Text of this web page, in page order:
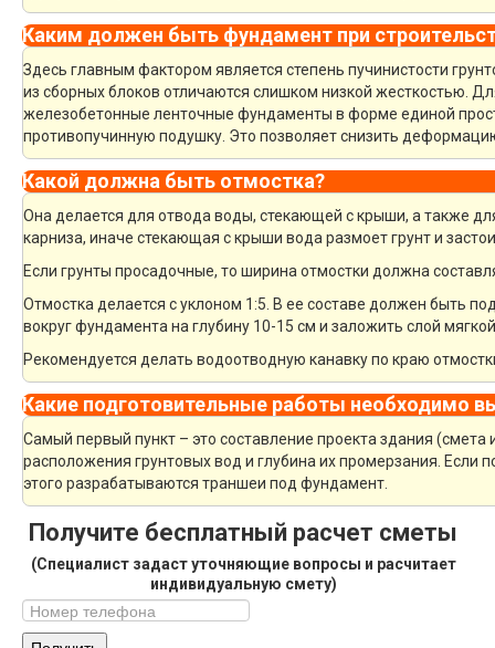
Каким должен быть фундамент при
Здесь главным фактором является степень пучинистости
из сборных блоков отличаются слишком низкой жесткостью.
железобетонные ленточные фундаменты в форме единой
противопучинную подушку. Это позволяет снизить
Какой должна быть отмостка?
Она делается для отвода воды, стекающей с крыши, а также
карниза, иначе стекающая с крыши вода размоет грунт и
Если грунты просадочные, то ширина отмостки должна
Отмостка делается с уклоном 1:5. В ее составе должен быть
вокруг фундамента на глубину 10-15 см и заложить слой
Рекомендуется делать водоотводную канавку по краю
Какие подготовительные работы необходимо
Самый первый пункт – это составление проекта здания
расположения грунтовых вод и глубина их промерзания. Если
этого разрабатываются траншеи под фундамент.
Получите бесплатный расчет сметы
(Специалист задаст уточняющие вопросы и расчитает
индивидуальную смету)